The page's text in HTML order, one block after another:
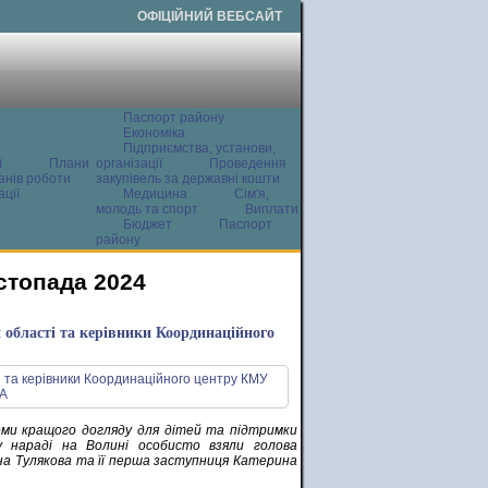
ОФІЦІЙНИЙ ВЕБСАЙТ
Плани
роботи
Паспорт району
Економіка
Підприємства, установи,
організації
Проведення
закупівель за державні кошти
Медицина
Сім'я,
молодь та спорт
Виплати
Бюджет
Паспорт
району
2024
та керівники Координаційного
кращого догляду для дітей та підтримки
нараді на Волині особисто взяли голова
Тулякова та її перша заступниця Катерина